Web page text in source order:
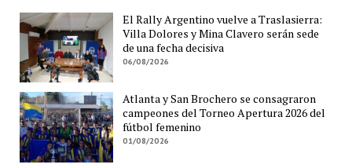
El Rally Argentino vuelve a Traslasierra:
Villa Dolores y Mina Clavero serán sede
de una fecha decisiva
06/08/2026
Atlanta y San Brochero se consagraron
campeones del Torneo Apertura 2026 del
fútbol femenino
01/08/2026